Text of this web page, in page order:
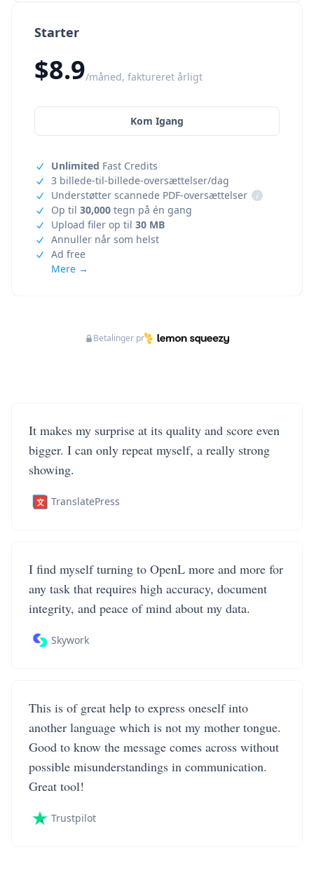
Starter
$8.9/måned, faktureret årligt
Kom Igang
Unlimited Fast Credits
3 billede-til-billede-oversættelser/dag
Understøtter scannede PDF-oversættelser
i
Op til 30,000 tegn på én gang
Upload filer op til 30 MB
Annuller når som helst
Ad free
Mere →
Betalinger pr
It makes my surprise at its quality and score even
bigger. I can only repeat myself, a really strong
showing.
TranslatePress
I find myself turning to OpenL more and more for
any task that requires high accuracy, document
integrity, and peace of mind about my data.
Skywork
This is of great help to express oneself into
another language which is not my mother tongue.
Good to know the message comes across without
possible misunderstandings in communication.
Great tool!
Trustpilot